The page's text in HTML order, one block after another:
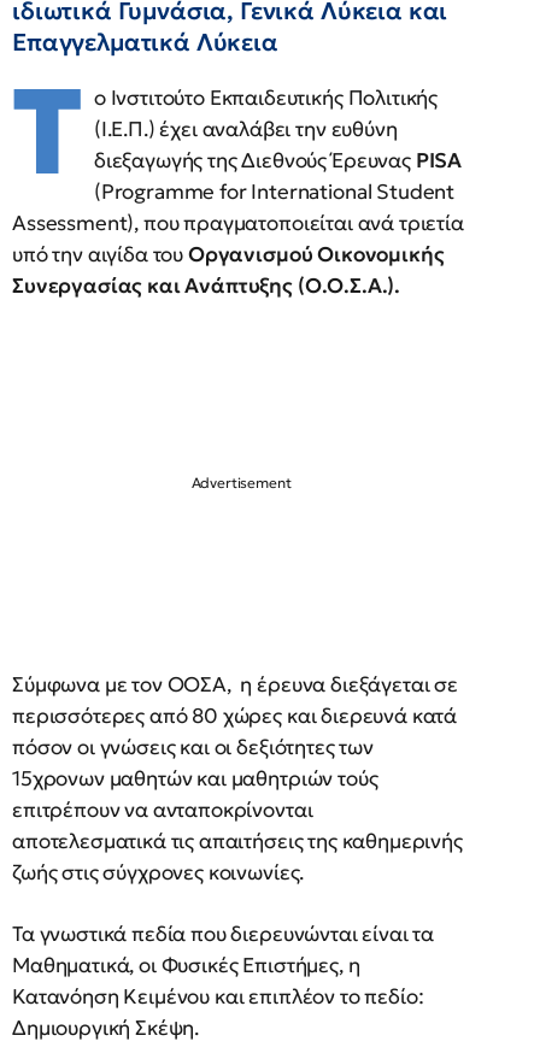
ιδιωτικά Γυμνάσια, Γενικά Λύκεια και
Επαγγελματικά Λύκεια
Τ ο Ινστιτούτο Εκπαιδευτικής Πολιτικής
(Ι.Ε.Π.) έχει αναλάβει την ευθύνη
διεξαγωγής της Διεθνούς Έρευνας PISA
(Programme for International Student
Assessment), που πραγματοποιείται ανά τριετία
υπό την αιγίδα τουΟργανισμού Οικονομικής
Συνεργασίας και Ανάπτυξης (Ο.Ο.Σ.Α.).
Σύμφωνα με τον ΟΟΣΑ, η έρευνα διεξάγεται σε
περισσότερες από 80 χώρες και διερευνά κατά
πόσον οι γνώσεις και οι δεξιότητες των
15χρονων μαθητών και μαθητριών τούς
επιτρέπουν να ανταποκρίνονται
αποτελεσματικά τις απαιτήσεις της καθημερινής
ζωής στις σύγχρονες κοινωνίες.
Τα γνωστικά πεδία που διερευνώνται είναι τα
Μαθηματικά, οι Φυσικές Επιστήμες, η
Κατανόηση Κειμένου και επιπλέον το πεδίο:
Δημιουργική Σκέψη.